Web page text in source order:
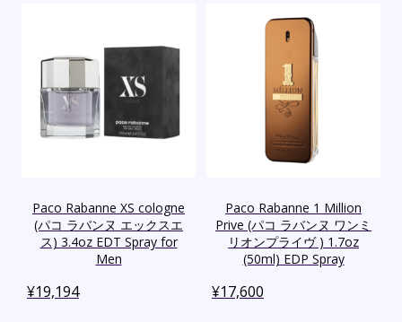
Paco Rabanne XS cologne
(パコ ラバンヌ エックスエ
ス) 3.4oz EDT Spray for
Men
¥19,194
Paco Rabanne 1 Million
Prive (パコ ラバンヌ ワンミ
リオンプライヴ ) 1.7oz
(50ml) EDP Spray
¥17,600